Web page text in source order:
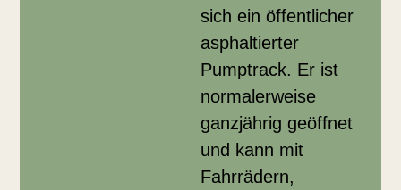
sich ein öffentlicher
asphaltierter
Pumptrack. Er ist
normalerweise
ganzjährig geöffnet
und kann mit
Fahrrädern,